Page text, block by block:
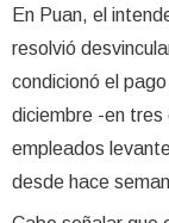
En Puan, el
resolvió
condicionó el
diciembre -en tres
empleados
desde hace